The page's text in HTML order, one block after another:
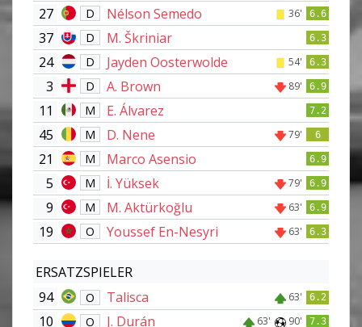
27 D Nélson Semedo 36' 6.6
37 D M. Škriniar 6.3
24 D Jayden Oosterwolde 54' 6.3
3 D A. Brown 89' 6.9
11 M E. Álvarez 7.2
45 M D. Nene 79' 6
21 M Marco Asensio 6.9
5 M İ. Yüksek 79' 6.9
9 M M. Aktürkoğlu 63' 6.9
19 O Youssef En-Nesyri 63' 6.3
ERSATZSPIELER
94
O Talisca 63' 6.2
10 O J. Durán 63' 90' 7.3